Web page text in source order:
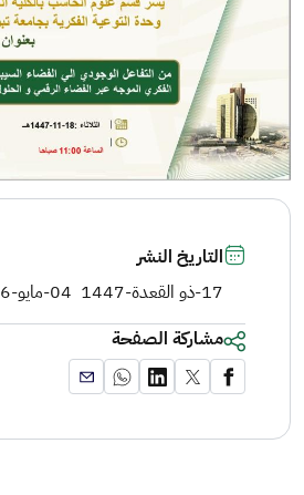
التاريخ النشر
17-ذو القعدة-1447
04-مايو-2026
مشاركة الصفحة